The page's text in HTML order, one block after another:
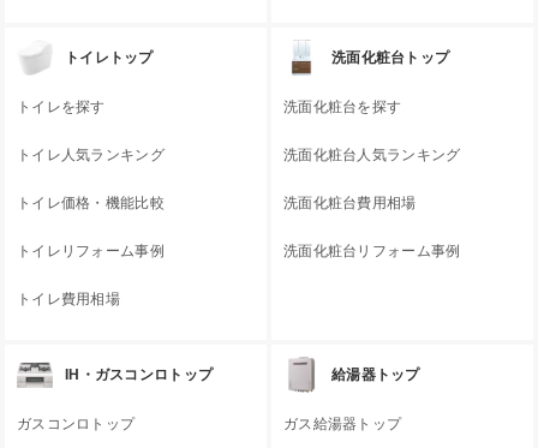
トイレトップ
トイレを探す
トイレ人気ランキング
トイレ価格・機能比較
トイレリフォーム事例
トイレ費用相場
洗面化粧台トップ
洗面化粧台を探す
洗面化粧台人気ランキング
洗面化粧台費用相場
洗面化粧台リフォーム事例
IH・ガスコンロトップ
ガスコンロトップ
給湯器トップ
ガス給湯器トップ